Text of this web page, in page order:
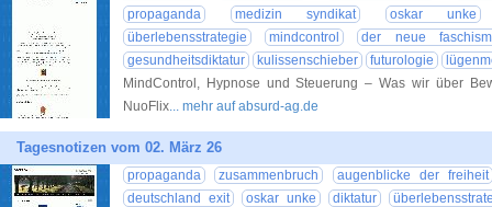
propaganda
medizin syndikat
oskar unke
überlebensstrategie
mindcontrol
der neue
gesundheitsdiktatur
kulissenschieber futurologie
MindControl, Hypnose und Steuerung – Was wir über
NuoFlix... mehr auf absurd-ag.de
Tagesnotizen vom 02. März 26
propaganda zusammenbruch
augenblicke der freiheit
deutschland exit
oskar unke diktatur